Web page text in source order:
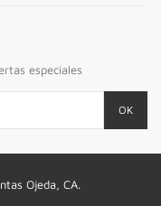
especiales
Ojeda, CA.